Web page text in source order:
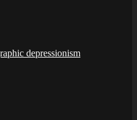
depressionism